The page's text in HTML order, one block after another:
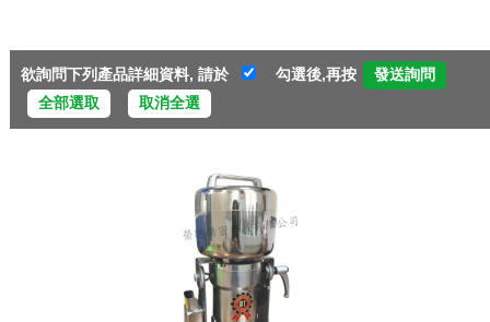
欲詢問下列產品詳細資料, 請於
勾選後,再按
全部選取
取消全選